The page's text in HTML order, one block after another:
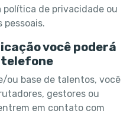
política de privacidade ou
pessoais.
você poderá
telefone
ou base de talentos, você
gestores ou
em contato com